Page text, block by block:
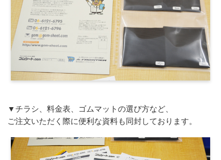
▼チラシ、料金表、ゴムマットの選び方など、
ご注文いただく際に便利な資料も同封しております。